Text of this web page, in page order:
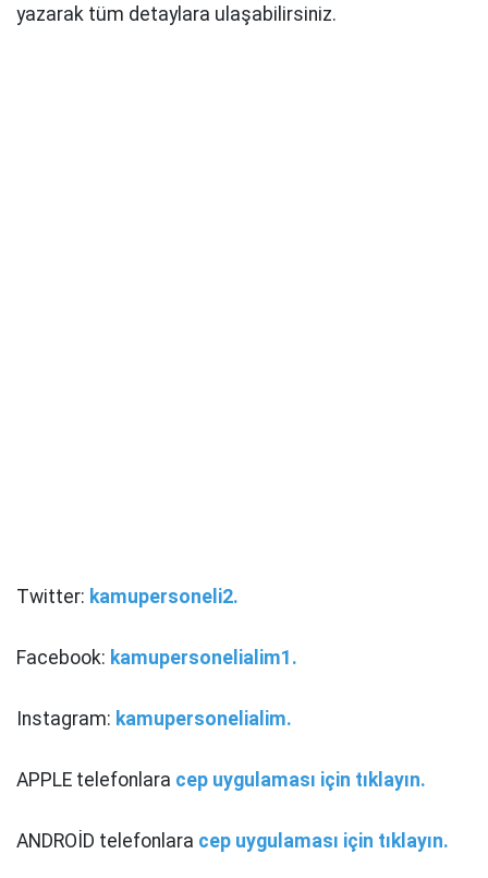
yazarak tüm detaylara ulaşabilirsiniz.
Twitter: kamupersoneli2.
Facebook: kamupersonelialim1.
Instagram: kamupersonelialim.
APPLE telefonlara cep uygulaması için tıklayın.
ANDROİD telefonlara cep uygulaması için tıklayın.